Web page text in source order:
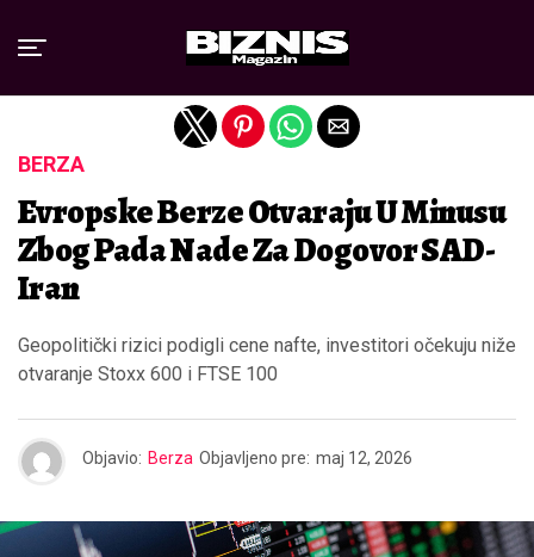
BERZA
Evropske Berze Otvaraju U Minusu
Zbog Pada Nade Za Dogovor SAD-
Iran
Geopolitički rizici podigli cene nafte, investitori očekuju niže
otvaranje Stoxx 600 i FTSE 100
Objavio: Berza Objavljeno pre: maj 12, 2026
Exit mobile version